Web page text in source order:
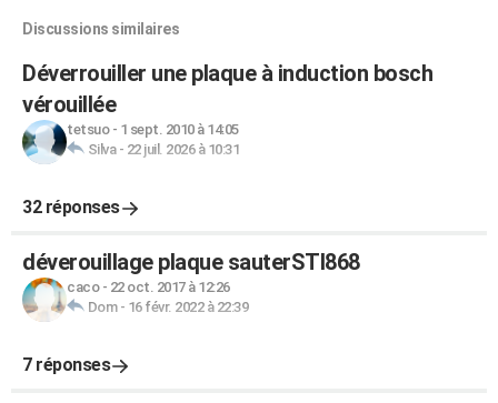
Discussions similaires
Déverrouiller une plaque à induction bosch
vérouillée
tetsuo- 1 sept. 2010 à 14:05
Silva- 22 juil. 2026 à 10:31
32 réponses
déverouillage plaque sauterSTI868
caco- 22 oct. 2017 à 12:26
Dom- 16 févr. 2022 à 22:39
7 réponses